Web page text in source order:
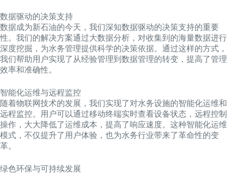
数据驱动的决策支持
数据成为新石油的今天，我们深知数据驱动的决策支持的重要
性。我们的解决方案通过大数据分析，对收集到的海量数据进行
深度挖掘，为水务管理提供科学的决策依据。通过这样的方式，
我们帮助用户实现了从经验管理到数据管理的转变，提高了管理
效率和准确性。
智能化运维与远程监控
随着物联网技术的发展，我们实现了对水务设施的智能化运维和
远程监控。用户可以通过移动终端实时查看设备状态，远程控制
操作，大大降低了运维成本，提高了响应速度。这种智能化运维
模式，不仅提升了用户体验，也为水务行业带来了革命性的变
革。
绿色环保与可持续发展